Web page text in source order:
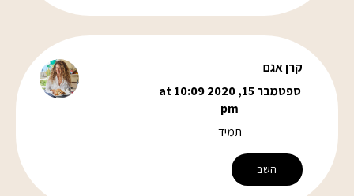
קרן אגם
ספטמבר 15, 2020 at 10:09
pm
תמיד
השב